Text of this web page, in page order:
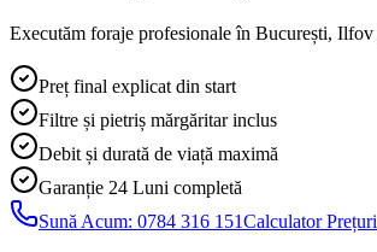
Executăm foraje profesionale în București,
Preț final explicat din start
Filtre și pietriș mărgăritar inclus
Debit și durată de viață maximă
Garanție 24 Luni completă
Sună Acum: 0784 316 151Calculator